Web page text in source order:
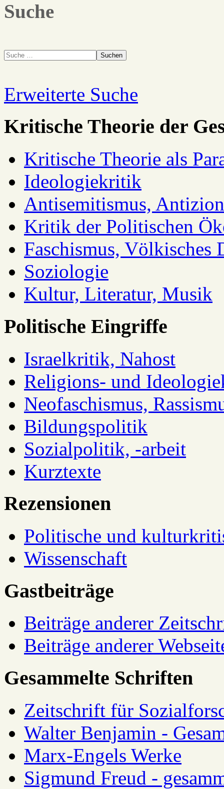
Suche
Suchen
Erweiterte Suche
Kritische Theorie der
Kritische Theorie als
Ideologiekritik
Antisemitismus,
Kritik der Politischen
Faschismus, Völkisches
Soziologie
Kultur, Literatur, Musik
Politische Eingriffe
Israelkritik, Nahost
Religions- und
Neofaschismus,
Bildungspolitik
Sozialpolitik, -arbeit
Kurztexte
Rezensionen
Politische und
Wissenschaft
Gastbeiträge
Beiträge anderer
Beiträge anderer
Gesammelte Schriften
Zeitschrift für
Walter Benjamin -
Marx-Engels Werke
Sigmund Freud -